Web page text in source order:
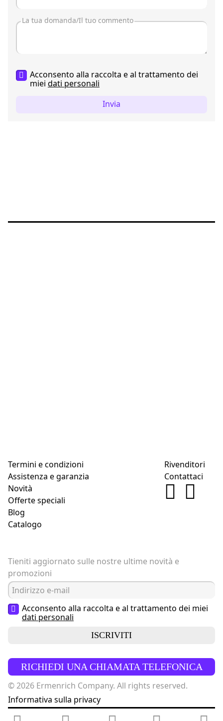
Acconsento alla raccolta e al trattamento dei
miei dati personali
Invia
Termini e condizioni
Assistenza e garanzia
Novità
Offerte speciali
Blog
Catalogo
Rivenditori
Contattaci
Tieniti aggiornato sulle nostre ultime novità e
promozioni
Acconsento alla raccolta e al trattamento dei miei
dati personali
ISCRIVITI
RICHIEDI UNA CHIAMATA TELEFONICA
© 2026 Ermenrich Company. All rights reserved.
Informativa sulla privacy